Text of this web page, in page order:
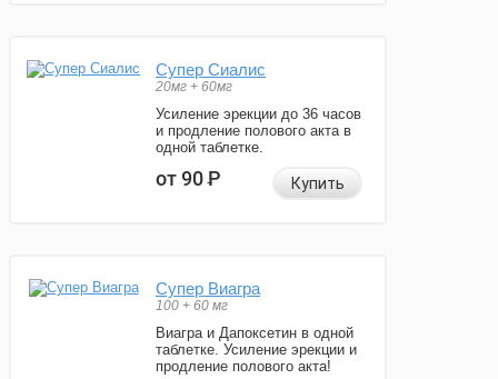
Супер Сиалис
20мг + 60мг
Усиление эрекции до 36 часов
и продление полового акта в
одной таблетке.
от 90Р Купить
Супер Виагра
100 + 60 мг
Виагра и Дапоксетин в одной
таблетке. Усиление эрекции и
продление полового акта!